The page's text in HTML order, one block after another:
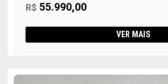
R$ 55.990,00
VER MAIS